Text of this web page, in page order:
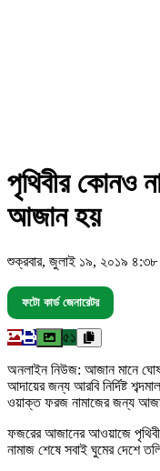
পৃথিবীর কোনও
আজান হয়
শুক্রবার, জুলাই ১৯, ২০১৯ ৪:৩৮
ফটো কার্ড জেনারেটর
৫১
অনলাইন নিউজ: আজান মানে
আদায়ের জন্য আরবি নির্দিষ্ট
ওয়াক্ত ফরজ নামাজের জন্য
ফজরের আজানের আওয়াজে
নামাজ শেষে সবাই ঘুমের দেশে